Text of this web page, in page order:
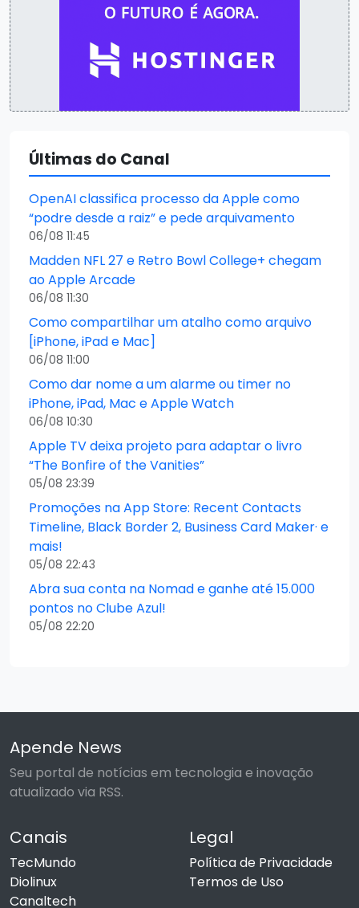
Últimas do Canal
OpenAI classifica processo da Apple como
“podre desde a raiz” e pede arquivamento
06/08 11:45
Madden NFL 27 e Retro Bowl College+ chegam
ao Apple Arcade
06/08 11:30
Como compartilhar um atalho como arquivo
[iPhone, iPad e Mac]
06/08 11:00
Como dar nome a um alarme ou timer no
iPhone, iPad, Mac e Apple Watch
06/08 10:30
Apple TV deixa projeto para adaptar o livro
“The Bonfire of the Vanities”
05/08 23:39
Promoções na App Store: Recent Contacts
Timeline, Black Border 2, Business Card Maker· e
mais!
05/08 22:43
Abra sua conta na Nomad e ganhe até 15.000
pontos no Clube Azul!
05/08 22:20
Apende News
Seu portal de notícias em tecnologia e inovação
atualizado via RSS.
Canais
TecMundo
Diolinux
Canaltech
Legal
Política de Privacidade
Termos de Uso